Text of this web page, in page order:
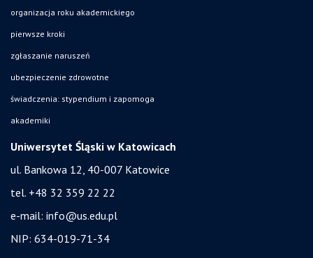
organizacja roku akademickiego
pierwsze kroki
zgłaszanie naruszeń
ubezpieczenie zdrowotne
świadczenia: stypendium i zapomoga
akademiki
Uniwersytet Śląski w Katowicach
ul. Bankowa 12, 40-007 Katowice
tel. +48 32 359 22 22
e-mail: info@us.edu.pl
NIP: 634-019-71-34